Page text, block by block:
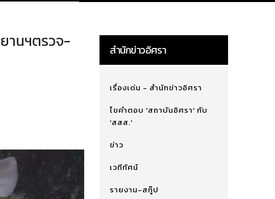
านฯตรวจ- สำนักข่าวอิศรา
เรื่องเด่น - สำนักข่าวอิศรา
ไขคำตอบ 'สถาบันอิศรา' กับ
'สสส.'
ข่าว
เวทีทัศน์
รายงาน-สกู๊ป